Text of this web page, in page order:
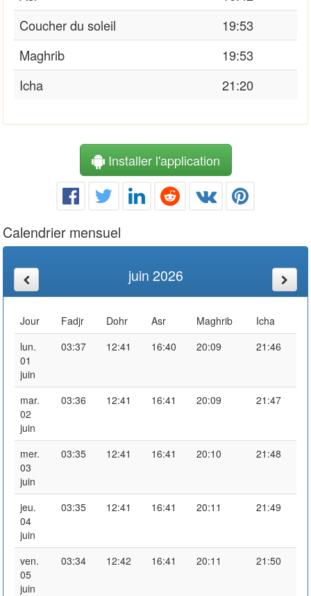
Coucher du soleil
19:53
Maghrib
19:53
Icha
21:20
Installer l'application
Calendrier mensuel
juin 2026
Jour Fadjr Dohr Asr Maghrib
Icha
lun.
01
juin
03:37 12:41 16:40 20:09 21:46
mar.
02
juin
03:36 12:41 16:41 20:09 21:47
mer.
03
juin
03:35 12:41 16:41 20:10 21:48
jeu.
04
juin
03:35 12:41 16:41 20:11 21:49
ven.
05
juin
03:34 12:42 16:41 20:11 21:50